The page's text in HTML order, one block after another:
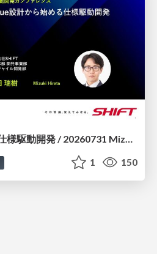
Issue設計から始める仕様駆動開発 / 20260731 Mizuki Hirata
1 150